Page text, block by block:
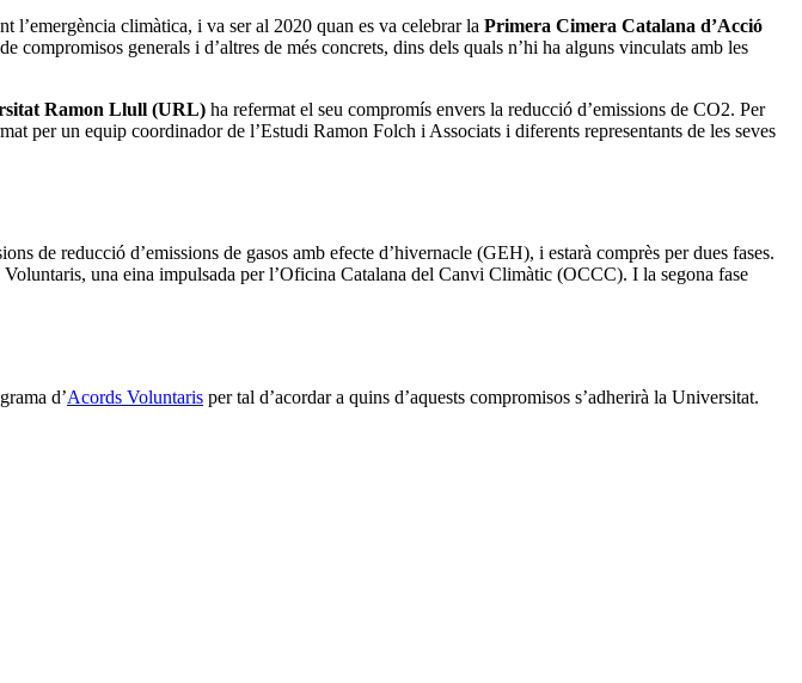
l’emergència climàtica, i va ser al 2020 quan es va celebrar la Primera Cimera Catalana d’Acció
generals i d’altres de més concrets, dins dels quals n’hi ha alguns vinculats amb les
Ramon Llull (URL) ha refermat el seu compromís envers la reducció d’emissions de CO2. Per
per un equip coordinador de l’Estudi Ramon Folch i Associats i diferents representants de les seves
de reducció d’emissions de gasos amb efecte d’hivernacle (GEH), i estarà comprès per dues fases.
una eina impulsada per l’Oficina Catalana del Canvi Climàtic (OCCC). I la segona fase
d’Acords Voluntaris per tal d’acordar a quins d’aquests compromisos s’adherirà la Universitat.